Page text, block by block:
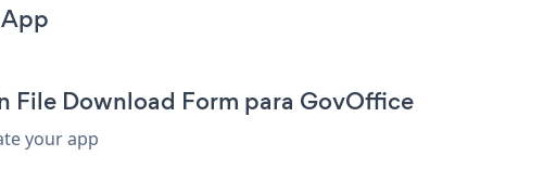
Download Form para GovOffice
your app